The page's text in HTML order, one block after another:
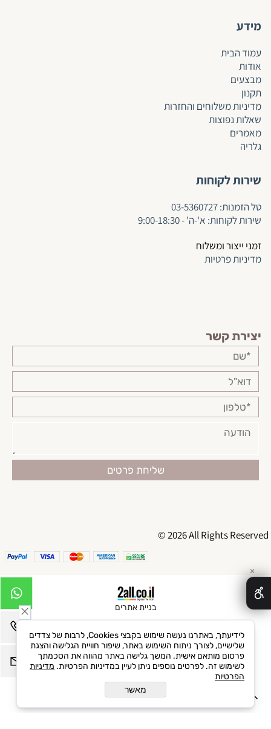
מידע
עמוד הבית
אודות
מבצעים
תקנון
מדיניות משלוחים והחזרות
שאלות נפוצות
מאמרים
גלריה
שירות לקוחות
טל הזמנות:03-5360727
שירות לקוחות: א'-ה' - 9:00-18:30
זמני ייצור ומשלוח
מדיניות פרטיות
יצירת קשר
© 2026 All Rights Reserved
בניית אתרים
✕
לידיעתך, באתרנו נעשה שימוש בקבצי Cookies, לרבות של צדדים
שלישיים, לצורך ניתוח השימוש באתר, שיפור חוויית הגלישה והצגת
פרסום מותאם אישית. המשך גלישה באתר מהווה את הסכמתך
לשימוש זה. לפרטים נוספים ניתן לעיין במדיניות הפרטיות. מדיניות
הפרטיות
מאשר